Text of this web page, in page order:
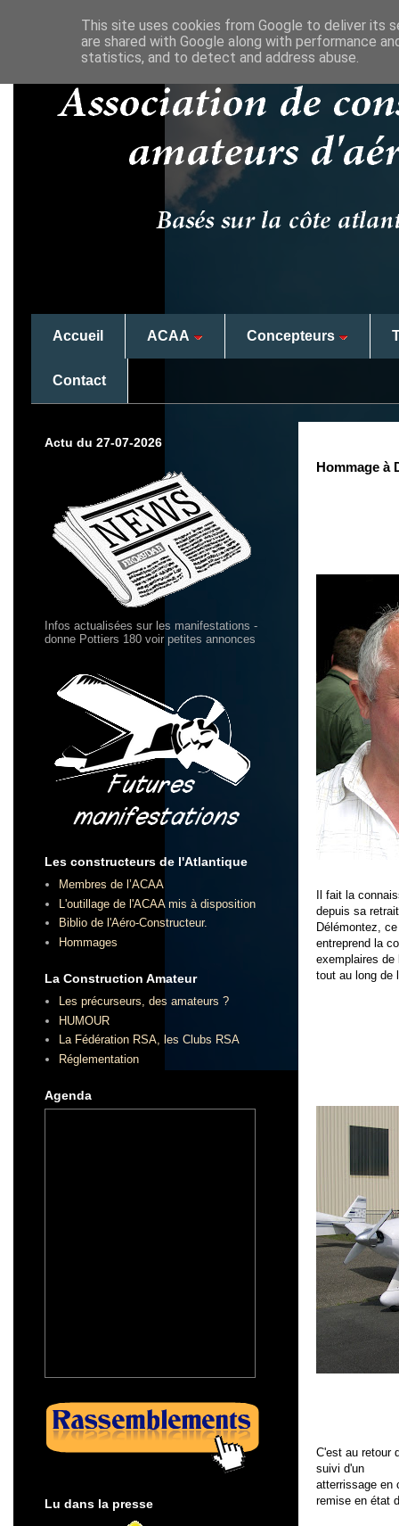
Accueil ACAA Concepteurs
Contact
Hommage à
Il fait la
depuis sa
Délémontez,
entreprend la
exemplaires
tout au long de
C'est au retour
suivi d'un
atterrissage en
remise en état
Actu du 27-07-2026
Infos actualisées sur les manifestations -
donne Pottiers 180 voir petites annonces
Les constructeurs de l'Atlantique
Membres de l’ACAA
L'outillage de l'ACAA mis à disposition
Biblio de l'Aéro-Constructeur.
Hommages
La Construction Amateur
Les précurseurs, des amateurs ?
HUMOUR
La Fédération RSA, les Clubs RSA
Réglementation
Agenda
Lu dans la presse
This site uses cookies from Google to deliver its
are shared with Google along with performance
statistics, and to detect and address abuse.